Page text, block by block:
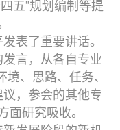
五”规划编制等提
表了重要讲话。
言，从各自专业
、思路、任务、
，参会的其他专
研究吸收。